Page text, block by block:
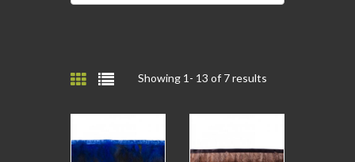
Showing 1- 13 of 7 results